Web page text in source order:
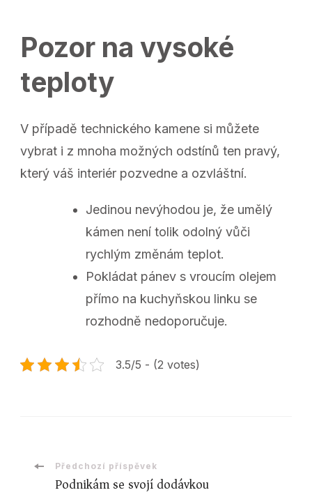
Pozor na vysoké
teploty
V případě technického kamene si můžete
vybrat i z mnoha možných odstínů ten pravý,
který váš interiér pozvedne a ozvláštní.
Jedinou nevýhodou je, že umělý
kámen není tolik odolný vůči
rychlým změnám teplot.
Pokládat pánev s vroucím olejem
přímo na kuchyňskou linku se
rozhodně nedoporučuje.
3.5/5 - (2 votes)
Navigace
Předchozí příspěvek
Podnikám se svojí dodávkou